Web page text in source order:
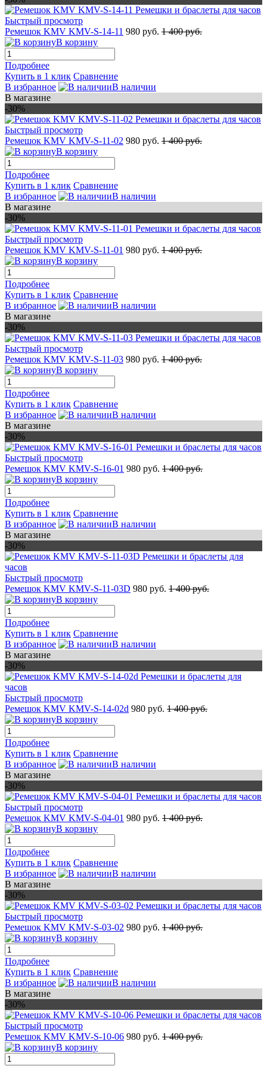
Быстрый просмотр
Ремешок KMV KMV-S-14-11 980 руб. 1 400 руб.
В корзину
Подробнее
Купить в 1 клик Сравнение
В избранное
В наличии
В магазине
-30%
Быстрый просмотр
Ремешок KMV KMV-S-11-02 980 руб. 1 400 руб.
В корзину
Подробнее
Купить в 1 клик Сравнение
В избранное
В наличии
В магазине
-30%
Быстрый просмотр
Ремешок KMV KMV-S-11-01 980 руб. 1 400 руб.
В корзину
Подробнее
Купить в 1 клик Сравнение
В избранное
В наличии
В магазине
-30%
Быстрый просмотр
Ремешок KMV KMV-S-11-03 980 руб. 1 400 руб.
В корзину
Подробнее
Купить в 1 клик Сравнение
В избранное
В наличии
В магазине
-30%
Быстрый просмотр
Ремешок KMV KMV-S-16-01 980 руб. 1 400 руб.
В корзину
Подробнее
Купить в 1 клик Сравнение
В избранное
В наличии
В магазине
-30%
Быстрый просмотр
Ремешок KMV KMV-S-11-03D 980 руб. 1 400 руб.
В корзину
Подробнее
Купить в 1 клик Сравнение
В избранное
В наличии
В магазине
-30%
Быстрый просмотр
Ремешок KMV KMV-S-14-02d 980 руб. 1 400 руб.
В корзину
Подробнее
Купить в 1 клик Сравнение
В избранное
В наличии
В магазине
-30%
Быстрый просмотр
Ремешок KMV KMV-S-04-01 980 руб. 1 400 руб.
В корзину
Подробнее
Купить в 1 клик Сравнение
В избранное
В наличии
В магазине
-30%
Быстрый просмотр
Ремешок KMV KMV-S-03-02 980 руб. 1 400 руб.
В корзину
Подробнее
Купить в 1 клик Сравнение
В избранное
В наличии
В магазине
-30%
Быстрый просмотр
Ремешок KMV KMV-S-10-06 980 руб. 1 400 руб.
В корзину